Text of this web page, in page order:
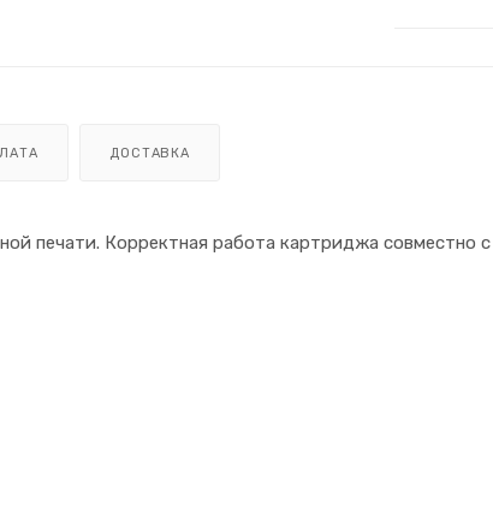
ДОСТАВКА
печати. Корректная работа картриджа совместно